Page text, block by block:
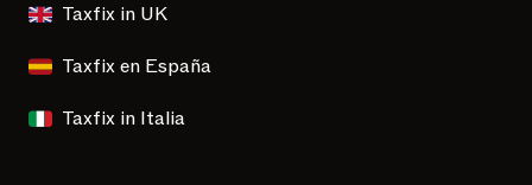
Taxfix in UK
Taxfix en España
Taxfix in Italia